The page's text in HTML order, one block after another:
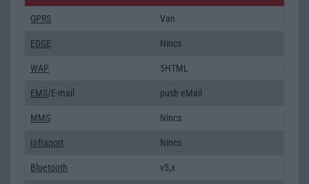
GPRS Van
EDGE Nincs
WAP 5HTML
EMS/E-mail push eMail
MMS Nincs
Infraport Nincs
Bluetooth v5,x